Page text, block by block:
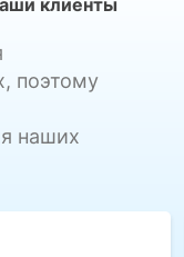
клиенты
поэтому
наших